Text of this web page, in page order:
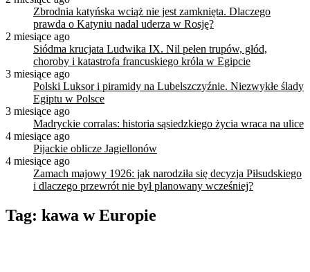
Zbrodnia katyńska wciąż nie jest zamknięta. Dlaczego
prawda o Katyniu nadal uderza w Rosję?
2 miesiące ago
Siódma krucjata Ludwika IX. Nil pełen trupów, głód,
choroby i katastrofa francuskiego króla w Egipcie
3 miesiące ago
Polski Luksor i piramidy na Lubelszczyźnie. Niezwykłe ślady
Egiptu w Polsce
3 miesiące ago
Madryckie corralas: historia sąsiedzkiego życia wraca na ulice
4 miesiące ago
Pijackie oblicze Jagiellonów
4 miesiące ago
Zamach majowy 1926: jak narodziła się decyzja Piłsudskiego
i dlaczego przewrót nie był planowany wcześniej?
Tag: kawa w Europie